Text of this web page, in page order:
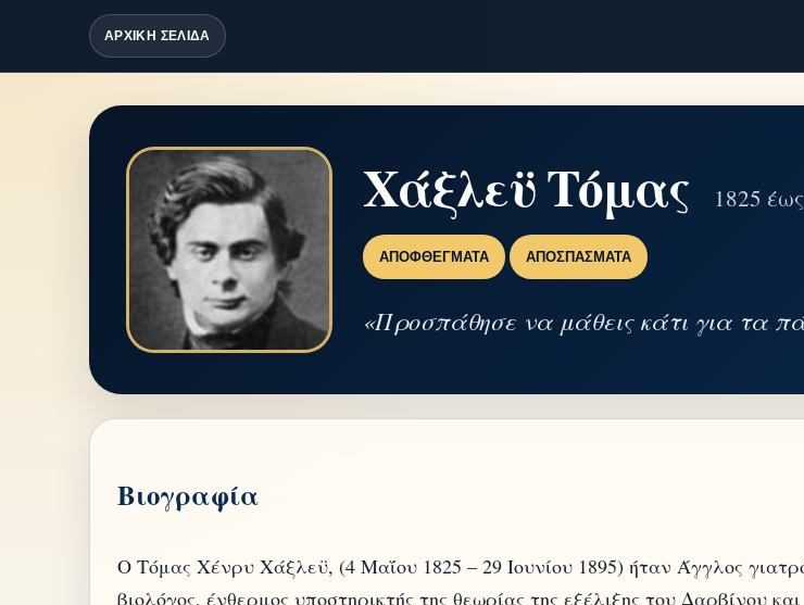
ΑΡΧΙΚΗ ΣΕΛΙΔΑ
Χάξλεϋ Τόμας 1825
ΑΠΟΦΘΈΓΜΑΤΑ ΑΠΟΣΠΆΣΜΑΤΑ
«Προσπάθησε να μάθεις κάτι για τα
Βιογραφία
Ο Τόμας Χένρυ Χάξλεϋ, (4 Μαΐου 1825 – 29 Ιουνίου 1895) ήταν Άγγλος
βιολόγος, ένθερμος υποστηρικτής της θεωρίας της εξέλιξης του Δαρβίνου και